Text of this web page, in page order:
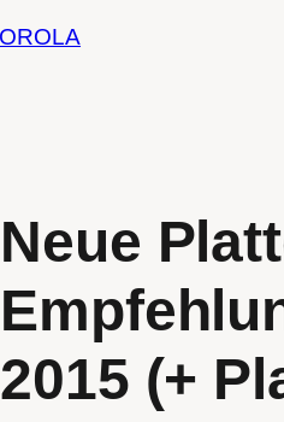
Neue
2015 (+